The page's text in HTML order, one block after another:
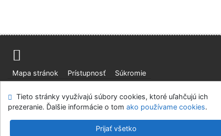
Mapa stránok Prístupnosť
Súkromie
Slovenská lesnícka a drevárska knižnica pri Technickej
univerzite vo Zvolene
v.4.8.63a Cosmotron Slovakia, s.r.o.
Tieto stránky využívajú súbory cookies, ktoré uľahčujú ich
prezeranie. Ďalšie informácie o tom ako používame cookies.
Prijať všetko